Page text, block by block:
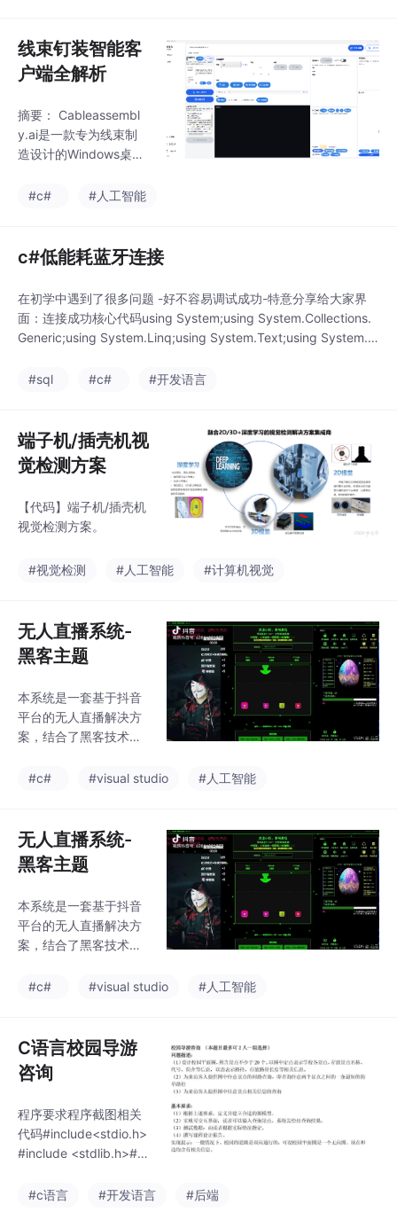
平台数据自动去重。核
心功能包括：多城市并
行检索、AI电话补全
索）、Excel导出（含公
司名/电话/地址等字
段）。程序采用逐条精
全成功率，提供API测试
于销售/市场
线束钉装智能客
户端全解析
摘要： Cableassembl
y.ai是一款专为线束制
造设计的Windows桌面
SVG/PDF图纸导入与编
工艺辅助功能。核心功
能包括矢量图元编辑、
分步加工流程绑定、副
屏投放、MES系统集成
以及智能工艺问答。软
件采用.hailan工程文件
态，支持多显示器投影
ows 10
#c# #人工智能
c#低能耗蓝牙连接
在初学中遇到了很多问题 -好不容易调试成功-特意分享给大家界
面：连接成功核心代码using System;using System.Collections.
Generic;using System.Linq;using System.Text;using System.T
ws.Dev
#sql #c# #开发语言
端子机/插壳机视
觉检测方案
【代码】端子机/插壳机
视觉检测方案。
#视觉检测 #人工智能 #计算机视觉
无人直播系统-
黑客主题
本系统是一套基于抖音
平台的无人直播解决方
案，结合了黑客技术元
能。系统主要包含以下
直播间各类消息桌面宠
物AI助手 - 具备语音播
报和视频互动功能黑客
络安全相关功能智能AI
对话系统 - 基于Ollama
的大模型交互能力
#c# #visual studio #人工智能
无人直播系统-
黑客主题
本系统是一套基于抖音
平台的无人直播解决方
案，结合了黑客技术元
能。系统主要包含以下
直播间各类消息桌面宠
物AI助手 - 具备语音播
报和视频互动功能黑客
络安全相关功能智能AI
对话系统 - 基于Ollama
的大模型交互能力
#c# #visual studio #人工智能
C语言校园导游
咨询
程序要求程序截图相关
代码#include<stdio.h>
#include <stdlib.h>#in
e INFINITY 10000#de
#c语言 #开发语言 #后端